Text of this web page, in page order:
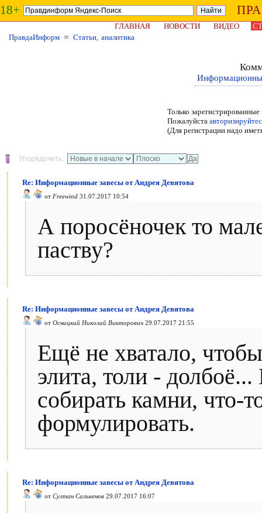
18+
ГЛАВНАЯ НОВОСТИ ВИДЕО
ПравдаИнформ ≈ Статьи, аналитика
Только
Пожалуйста
(Для регистрации надо
Упорядочить:
Re: Информационные завесы от Андрея Девятова
от Freewind 31.07.2017 10:54
А поросёночек то
паству?
Re: Информационные завесы от Андрея Девятова
от Осницкий Николай Викторович 29.07.2017 21:55
Ещё не хватало,
элита, толи -
собирать камни, что-
формулировать.
Re: Информационные завесы от Андрея Девятова
от Султан Салькенов 29.07.2017 16:07